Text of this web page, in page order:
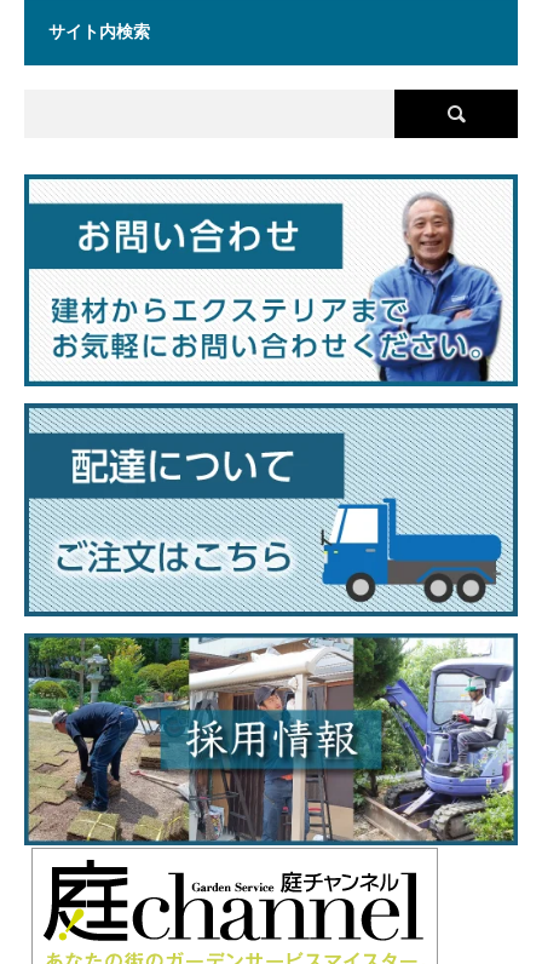
サイト内検索